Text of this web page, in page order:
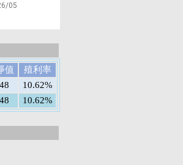
05
值
殖利率
10.62%
10.62%